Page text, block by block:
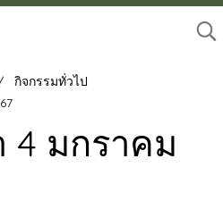
กิจกรรมทั่วไป
4 มกราคม